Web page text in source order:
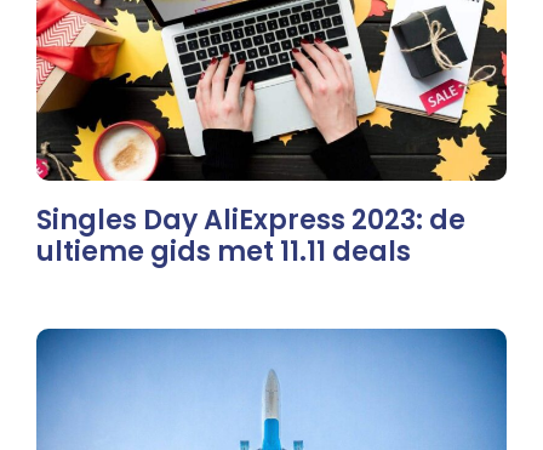
Singles Day AliExpress 2023: de
ultieme gids met 11.11 deals